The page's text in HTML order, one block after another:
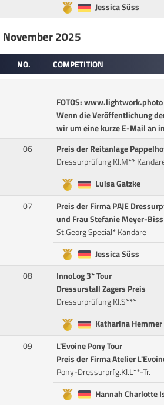
Jessica Süss
2025
NO. COMPETITION
FOTOS: www.lightwork.photo
Wenn die Veröffentlichung
wir um eine kurze E-Mail an
06
Preis der Reitanlage
Dressurprüfung Kl.M**
Luisa Gatzke
07
Preis der Firma PAJE
und Frau Stefanie Meyer-Biss
St.Georg Special* Kandare
Jessica Süss
08
InnoLog 3* Tour
Dressurstall Zagers Preis
Dressurprüfung Kl.S***
Katharina Hemmer
09
L'Evoine Pony Tour
Preis der Firma Atelier
Pony-Dressurprfg.Kl.L**-Tr.
Hannah Charlotte